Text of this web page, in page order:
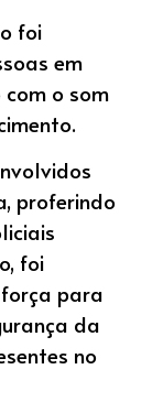
foi
em
o som
proferindo
foi
para
da
no